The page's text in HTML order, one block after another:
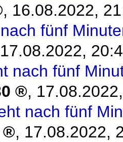
, 16.08.2022,
fünf
17.08.2022,
nach fünf
,
nach fünf
, 17.08.2022,